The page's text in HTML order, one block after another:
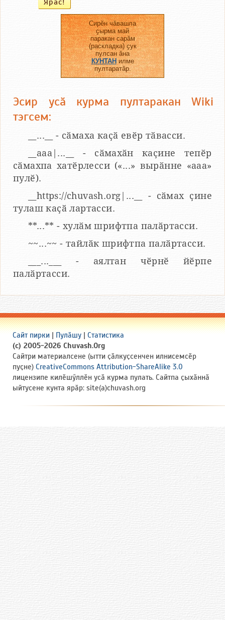
Сирӗн чӑвашла
ҫырма май
паракан сарӑм
(раскладка) ҫук
пулсан ӑна
КУНТАНилме
пултаратӑр.
Эсир усӑ курма пултаракан Wiki
тэгсем:
__...__ - сӑмаха каҫӑ евӗр тӑвасси.
__aaa|...__ - сӑмахӑн каҫине тепӗр
сӑмахпа хатӗрлесси («...» вырӑнне «ааа»
пулӗ).
__https://chuvash.org|...__ - сӑмах ҫине
тулаш каҫӑ лартасси.
**...** - хулӑм шрифтпа палӑртасси.
~~...~~ - тайлӑк шрифтпа палӑртасси.
___...___ - аялтан чӗрнӗ йӗрпе
палӑртасси.
Сайт пирки | Пулӑшу | Статистика
(c) 2005-2026 Chuvash.Org
Сайтри материалсене (ытти ҫӑлкуҫсенчен илнисемсӗр
пуҫне) CreativeCommons Attribution-ShareAlike 3.0
лицензипе килӗшӳллӗн усӑ курма пулать. Сайтпа ҫыхӑннӑ
ыйтусене кунта ярӑр: site(a)chuvash.org